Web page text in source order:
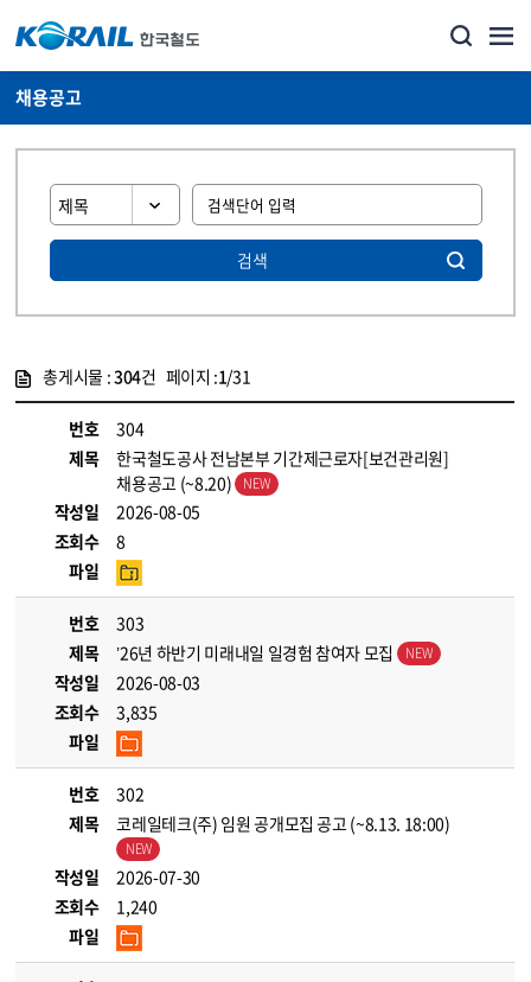
채용공고
검색
총게시물 :304건 페이지 :1/31
번호
304
제목
한국철도공사 전남본부 기간제근로자[보건관리원]
채용공고 (~8.20)
작성일
2026-08-05
조회수
8
파일
번호
303
제목
’26년 하반기 미래내일 일경험 참여자 모집
작성일
2026-08-03
조회수
3,835
파일
번호
302
제목
코레일테크(주) 임원 공개모집 공고 (~8.13. 18:00)
작성일
2026-07-30
조회수
1,240
파일